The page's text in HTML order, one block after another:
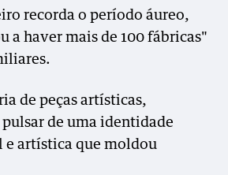
recorda o período áureo,
a haver mais de 100 fábricas"
de peças artísticas,
pulsar de uma identidade
e artística que moldou